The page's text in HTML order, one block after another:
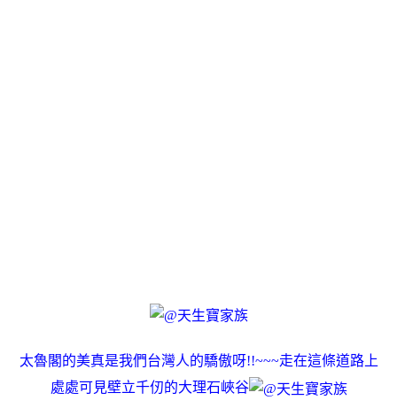
太魯閣的美真是我們台灣人的驕傲呀!!~~~走在這條道路上
處處可見壁立千仞的大理石峽谷